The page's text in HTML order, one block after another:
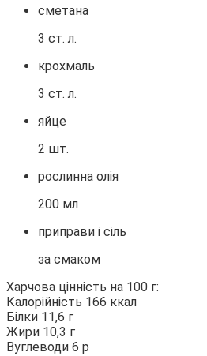
сметана
3 ст. л.
крохмаль
3 ст. л.
яйце
2 шт.
рослинна олія
200 мл
приправи і сіль
за смаком
Харчова цінність на 100 г:
Калорійність 166 ккал
Білки 11,6 г
Жири 10,3 г
Вуглеводи 6 р